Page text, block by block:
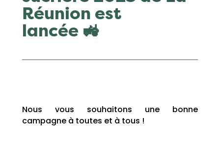
Réunion est
lancée 🚜
Nous vous souhaitons une bonne
campagne à toutes et à tous !